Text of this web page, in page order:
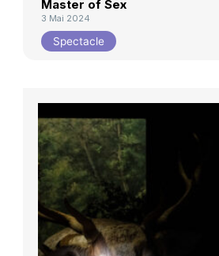
Master of Sex
3 Mai 2024
Spectacle